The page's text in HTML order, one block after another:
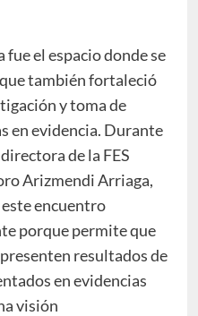
el espacio donde se
también fortaleció
y toma de
en evidencia. Durante
de la FES
Arizmendi Arriaga,
encuentro
porque permite que
resultados de
en evidencias
visión